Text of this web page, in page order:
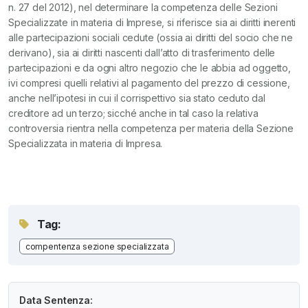
n. 27 del 2012), nel determinare la competenza delle Sezioni
Specializzate in materia di Imprese, si riferisce sia ai diritti inerenti
alle partecipazioni sociali cedute (ossia ai diritti del socio che ne
derivano), sia ai diritti nascenti dall’atto di trasferimento delle
partecipazioni e da ogni altro negozio che le abbia ad oggetto,
ivi compresi quelli relativi al pagamento del prezzo di cessione,
anche nell’ipotesi in cui il corrispettivo sia stato ceduto dal
creditore ad un terzo; sicché anche in tal caso la relativa
controversia rientra nella competenza per materia della Sezione
Specializzata in materia di Impresa.
Tag:
compentenza sezione specializzata
Data Sentenza: